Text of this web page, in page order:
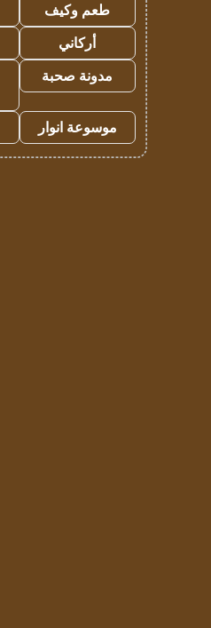
طعم وكيف
أركاني
مدونة صحبة
موسوعة انوار